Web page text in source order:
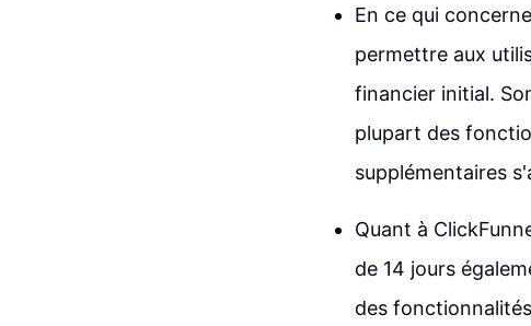
En ce qui
permettre aux
financier initial.
plupart des
supplémentaires
Quant à
de 14 jours
des